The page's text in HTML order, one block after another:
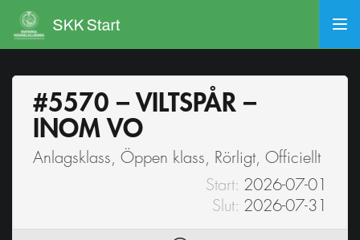
#5570 – VILTSPÅR –
INOM VO
Anlagsklass, Öppen klass, Rörligt, Officiellt
Start: 2026-07-01
Slut: 2026-07-31